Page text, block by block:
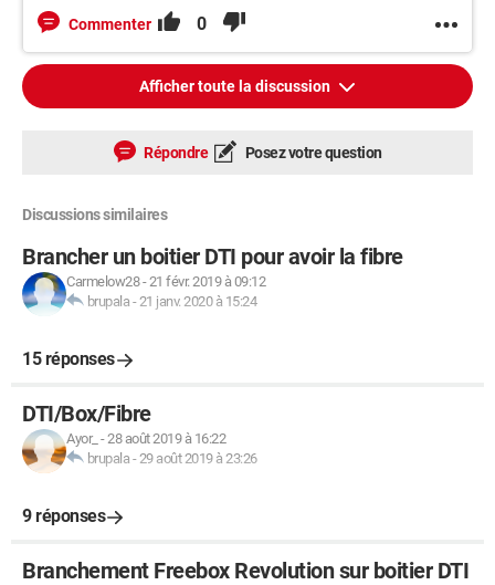
Commenter 0
Afficher toute la discussion
Répondre Posez votre question
Discussions similaires
Brancher un boitier DTI pour avoir la fibre
Carmelow28-21 févr. 2019 à 09:12
brupala -21 janv. 2020 à 15:24
15 réponses
DTI/Box/Fibre
Ayor_ -28 août 2019 à 16:22
brupala -29 août 2019 à 23:26
9 réponses
Branchement Freebox Revolution sur boitier DTI